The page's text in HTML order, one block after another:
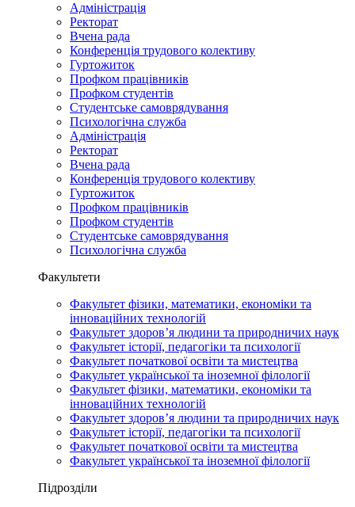
Адміністрація
Ректорат
Вчена рада
Конференція трудового колективу
Гуртожиток
Профком працівників
Профком студентів
Студентське самоврядування
Психологічна служба
Адміністрація
Ректорат
Вчена рада
Конференція трудового колективу
Гуртожиток
Профком працівників
Профком студентів
Студентське самоврядування
Психологічна служба
Факультети
Факультет фізики, математики, економіки та
інноваційних технологій
Факультет здоров’я людини та природничих наук
Факультет історії, педагогіки та психології
Факультет початкової освіти та мистецтва
Факультет української та іноземної філології
Факультет фізики, математики, економіки та
інноваційних технологій
Факультет здоров’я людини та природничих наук
Факультет історії, педагогіки та психології
Факультет початкової освіти та мистецтва
Факультет української та іноземної філології
Підрозділи